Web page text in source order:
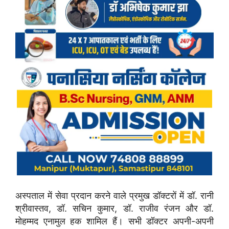
अस्पताल में सेवा प्रदान करने वाले प्रमुख डॉक्टरों में डॉ. रानी
श्रीवास्तव, डॉ. सचिन कुमार, डॉ. राजीव रंजन और डॉ.
मोहम्मद एनामुल हक शामिल हैं। सभी डॉक्टर अपनी-अपनी